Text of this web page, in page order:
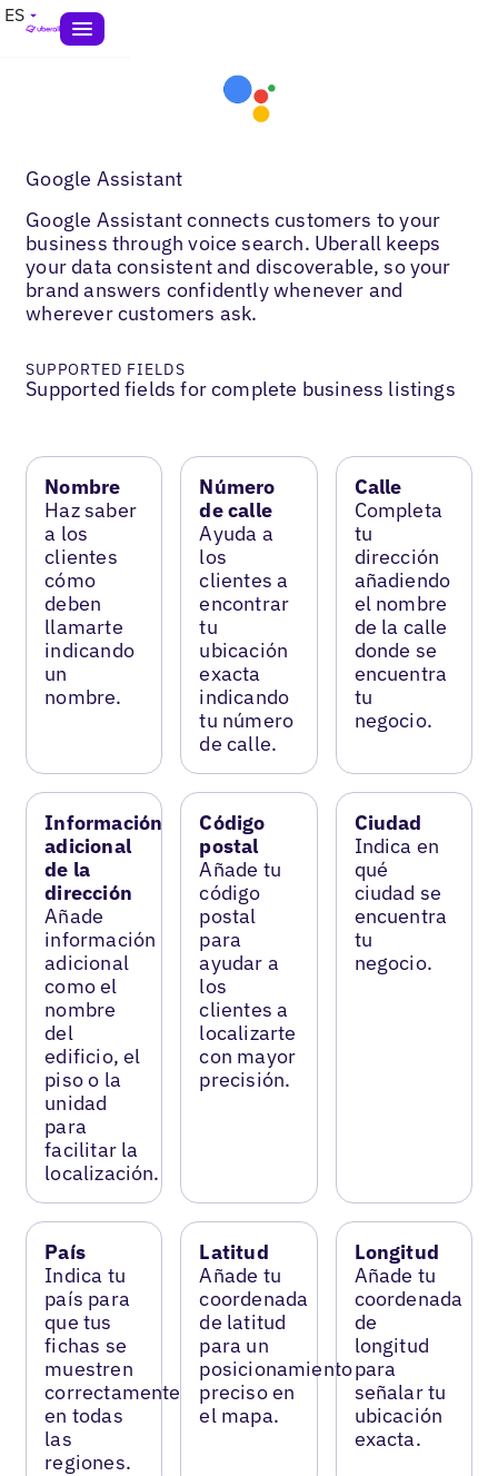
ES
Google Assistant
Google Assistant connects customers to your
business through voice search. Uberall keeps
your data consistent and discoverable, so your
brand answers confidently whenever and
wherever customers ask.
SUPPORTED FIELDS
Supported fields for complete business listings
Nombre
Haz saber
a los
clientes
cómo
deben
llamarte
indicando
un
nombre.
Número
de calle
Ayuda a
los
clientes a
encontrar
tu
ubicación
exacta
indicando
tu número
de calle.
Calle
Completa
tu
dirección
añadiendo
el nombre
de la calle
donde se
encuentra
tu
negocio.
Información
adicional
de la
dirección
Añade
información
adicional
como el
nombre
del
edificio, el
piso o la
unidad
para
facilitar la
localización.
Código
postal
Añade tu
código
postal
para
ayudar a
los
clientes a
localizarte
con mayor
precisión.
Ciudad
Indica en
qué
ciudad se
encuentra
tu
negocio.
País
Indica tu
país para
que tus
fichas se
muestren
correctamente
en todas
las
regiones.
Latitud
Añade tu
coordenada
de latitud
para un
posicionamiento
preciso en
el mapa.
Longitud
Añade tu
coordenada
de
longitud
para
señalar tu
ubicación
exacta.